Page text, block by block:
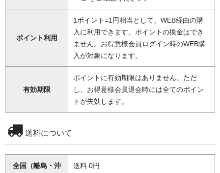
ポイント利用
1ポイント=1円相当として、WEB経由の購
入に利用できます。ポイントの換金はでき
ません。お得意様会員ログイン時のWEB購
入が対象になります。
有効期限
ポイントに有効期限はありません。ただ
し、お得意様会員退会時には全てのポイン
トが失効します。
送料について
全国（離島・沖
送料 0円